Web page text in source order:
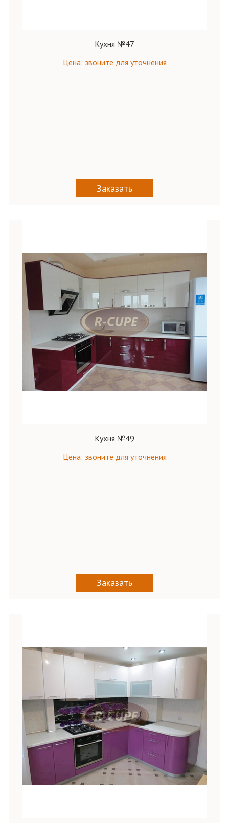
Кухня №47
Цена: звоните для уточнения
Заказать
Кухня №49
Цена: звоните для уточнения
Заказать